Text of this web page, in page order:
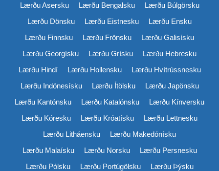
Lærðu Asersku
Lærðu Bengalsku
Lærðu Búlgörsku
Lærðu Dönsku
Lærðu Eistnesku
Lærðu Ensku
Lærðu Finnsku
Lærðu Frönsku
Lærðu Galisísku
Lærðu Georgísku
Lærðu Grísku
Lærðu Hebresku
Lærðu Hindí
Lærðu Hollensku
Lærðu Hvítrússnesku
Lærðu Indónesísku
Lærðu Ítölsku
Lærðu Japönsku
Lærðu Kantónsku
Lærðu Katalónsku
Lærðu Kínversku
Lærðu Kóresku
Lærðu Króatísku
Lærðu Lettnesku
Lærðu Litháensku
Lærðu Makedónísku
Lærðu Malaísku
Lærðu Norsku
Lærðu Persnesku
Lærðu Pólsku
Lærðu Portúgölsku
Lærðu Þýsku